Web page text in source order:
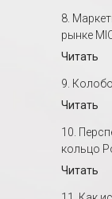
8.
рынке
9.
10.
кольцо
Читать
Читать
Читать